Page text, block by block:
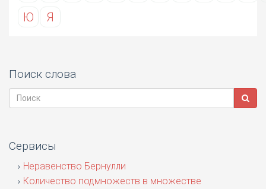
Ю
Я
Поиск слова
Сервисы
Неравенство Бернулли
Количество подмножеств в множестве